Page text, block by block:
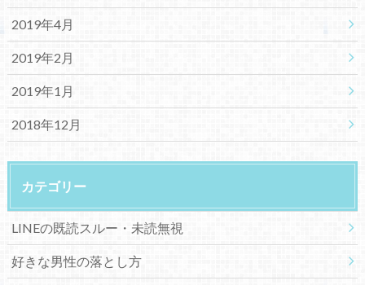
2019年4月
2019年2月
2019年1月
2018年12月
カテゴリー
LINEの既読スルー・未読無視
好きな男性の落とし方